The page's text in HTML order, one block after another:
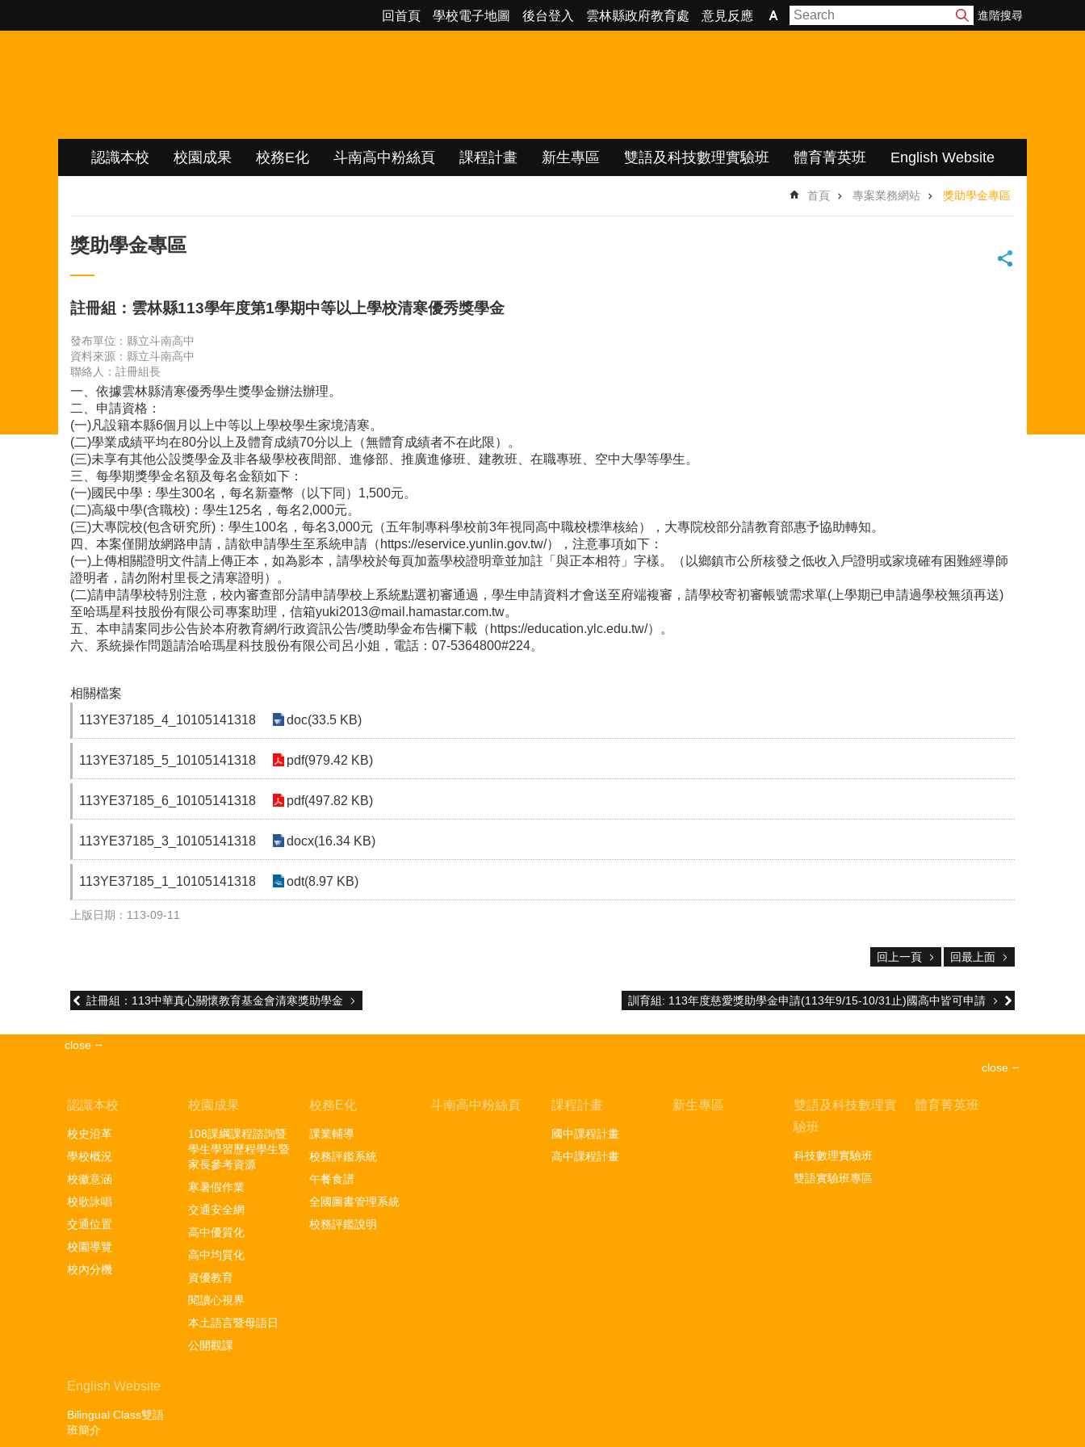
回首頁 學校電子地圖 後台登入 雲林縣政府教育處 意見反應 進階搜尋
認識本校 校園成果 校務E化 斗南高中粉絲頁 課程計畫 新生專區 雙語及科技數理實驗班 體育菁英班 English Website
首頁 專案業務網站 獎助學金專區
獎助學金專區
註冊組：雲林縣113學年度第1學期中等以上學校清寒優秀獎學金
發布單位：縣立斗南高中
資料來源：縣立斗南高中
聯絡人：註冊組長
一、依據雲林縣清寒優秀學生獎學金辦法辦理。
二、申請資格：
(一)凡設籍本縣6個月以上中等以上學校學生家境清寒。
(二)學業成績平均在80分以上及體育成績70分以上（無體育成績者不在此限）。
(三)未享有其他公設獎學金及非各級學校夜間部、進修部、推廣進修班、建教班、在職專班、空中大學等學生。
三、每學期獎學金名額及每名金額如下：
(一)國民中學：學生300名，每名新臺幣（以下同）1,500元。
(二)高級中學(含職校)：學生125名，每名2,000元。
(三)大專院校(包含研究所)：學生100名，每名3,000元（五年制專科學校前3年視同高中職校標準核給），大專院校部分請教育部惠予協助轉知。
四、本案僅開放網路申請，請欲申請學生至系統申請（https://eservice.yunlin.gov.tw/），注意事項如下：
(一)上傳相關證明文件請上傳正本，如為影本，請學校於每頁加蓋學校證明章並加註「與正本相符」字樣。（以鄉鎮市公所核發之低收入戶證明或家境確有困難經導師
證明者，請勿附村里長之清寒證明）。
(二)請申請學校特別注意，校內審查部分請申請學校上系統點選初審通過，學生申請資料才會送至府端複審，請學校寄初審帳號需求單(上學期已申請過學校無須再送)
至哈瑪星科技股份有限公司專案助理，信箱yuki2013@mail.hamastar.com.tw。
五、本申請案同步公告於本府教育網/行政資訊公告/獎助學金布告欄下載（https://education.ylc.edu.tw/）。
六、系統操作問題請洽哈瑪星科技股份有限公司呂小姐，電話：07-5364800#224。
相關檔案
113YE37185_4_10105141318
doc(33.5 KB)
113YE37185_5_10105141318 pdf(979.42 KB)
113YE37185_6_10105141318 pdf(497.82 KB)
113YE37185_3_10105141318 docx(16.34 KB)
113YE37185_1_10105141318 odt(8.97 KB)
上版日期：113-09-11
回上一頁 回最上面
註冊組：113中華真心關懷教育基金會清寒獎助學金 訓育組: 113年度慈愛獎助學金申請(113年9/15-10/31止)國高中皆可申請
close
close
認識本校
校史沿革
學校概況
校徽意涵
校歌詠唱
交通位置
校園導覽
校內分機
校園成果
108課綱課程諮詢暨
學生學習歷程學生暨
家長參考資源
寒暑假作業
交通安全網
高中優質化
高中均質化
資優教育
閱讀心視界
本土語言暨母語日
公開觀課
校務E化
課業輔導
校務評鑑系統
午餐食譜
全國圖書管理系統
校務評鑑說明
斗南高中粉絲頁 課程計畫
國中課程計畫
高中課程計畫
新生專區
雙語及科技數理實
驗班
科技數理實驗班
雙語實驗班專區
體育菁英班
English Website
Bilingual Class雙語
班簡介